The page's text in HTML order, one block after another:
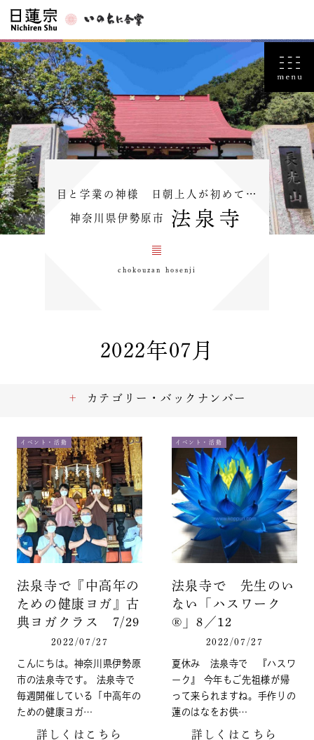
目と学業の神様 日朝上人が初めて…
神奈川県伊勢原市 法泉寺
chokouzan hosenji
2022年07月
イベント・活動
法泉寺で『中高年の
ための健康ヨガ』古
典ヨガクラス 7/29
2022/07/27
こんにちは。神奈川県伊勢原
市の法泉寺です。 法泉寺で
毎週開催している「中高年の
ための健康ヨガ…
詳しくはこちら
イベント・活動
法泉寺で 先生のい
ない「ハスワーク
®」8／12
2022/07/27
夏休み 法泉寺で 『ハスワ
ーク』 今年もご先祖様が帰
って来られますね。手作りの
蓮のはなをお供…
詳しくはこちら
カテゴリー・バックナンバー